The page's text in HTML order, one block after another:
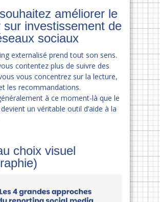
améliorer le
sur investissement de
sociaux
externalisé prend tout son sens.
contentez plus de suivre des
vous concentrez sur la lecture,
les recommandations.
à ce moment-là que le
un véritable outil d’aide à la
choix visuel